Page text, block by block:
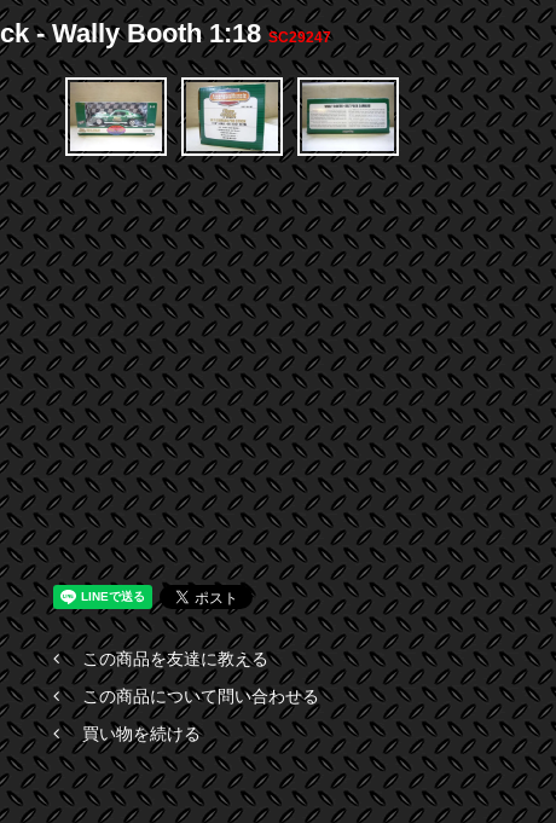
- Wally Booth 1:18SC29247
この商品を友達に教える
この商品について問い合わせる
買い物を続ける